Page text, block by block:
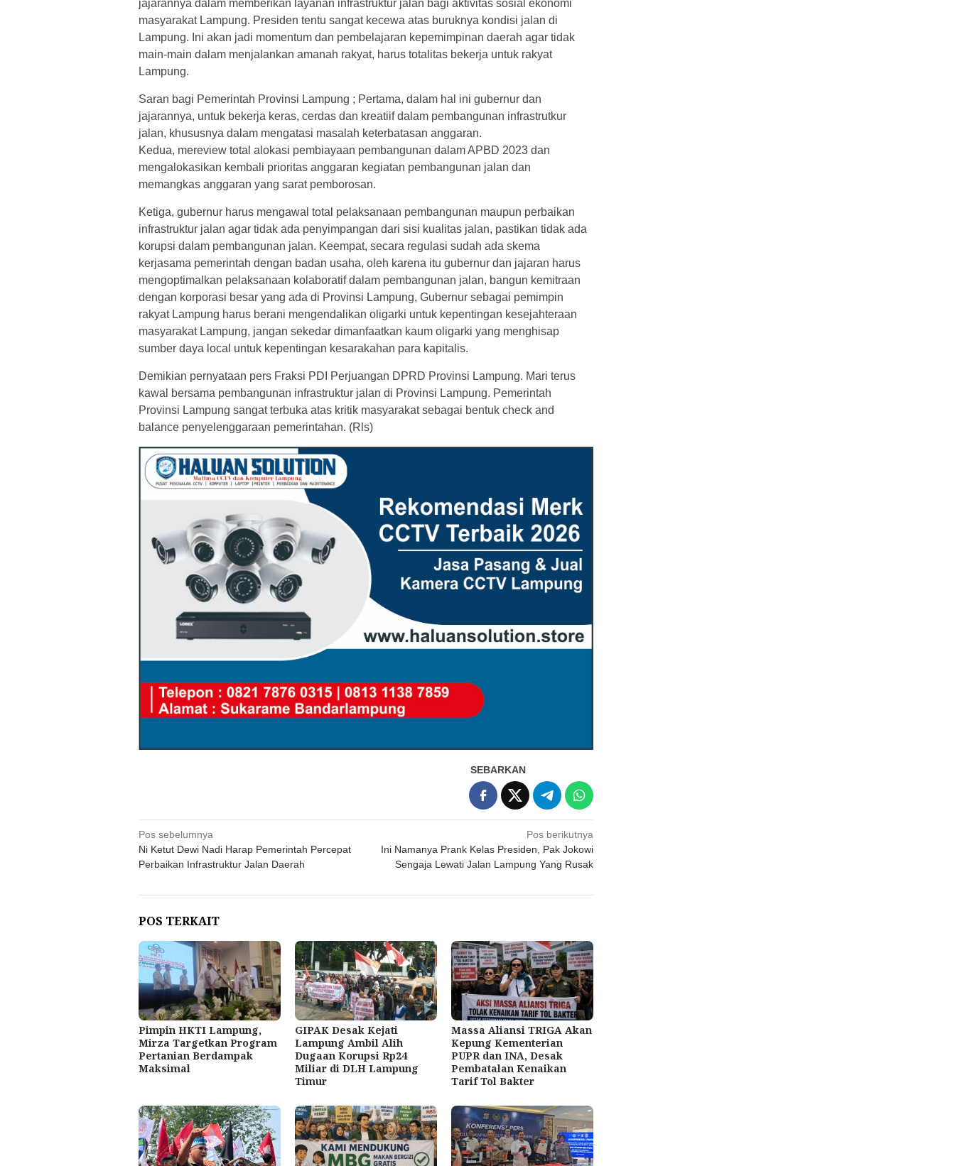
jajarannya dalam memberikan layanan infrastruktur jalan bagi aktivitas sosial ekonomi
masyarakat Lampung. Presiden tentu sangat kecewa atas buruknya kondisi jalan di
Lampung. Ini akan jadi momentum dan pembelajaran kepemimpinan daerah agar tidak
main-main dalam menjalankan amanah rakyat, harus totalitas bekerja untuk rakyat
Lampung.
Saran bagi Pemerintah Provinsi Lampung ; Pertama, dalam hal ini gubernur dan
jajarannya, untuk bekerja keras, cerdas dan kreatiif dalam pembangunan infrastrutkur
jalan, khususnya dalam mengatasi masalah keterbatasan anggaran.
Kedua, mereview total alokasi pembiayaan pembangunan dalam APBD 2023 dan
mengalokasikan kembali prioritas anggaran kegiatan pembangunan jalan dan
memangkas anggaran yang sarat pemborosan.
Ketiga, gubernur harus mengawal total pelaksanaan pembangunan maupun perbaikan
infrastruktur jalan agar tidak ada penyimpangan dari sisi kualitas jalan, pastikan tidak ada
korupsi dalam pembangunan jalan. Keempat, secara regulasi sudah ada skema
kerjasama pemerintah dengan badan usaha, oleh karena itu gubernur dan jajaran harus
mengoptimalkan pelaksanaan kolaboratif dalam pembangunan jalan, bangun kemitraan
dengan korporasi besar yang ada di Provinsi Lampung, Gubernur sebagai pemimpin
rakyat Lampung harus berani mengendalikan oligarki untuk kepentingan kesejahteraan
masyarakat Lampung, jangan sekedar dimanfaatkan kaum oligarki yang menghisap
sumber daya local untuk kepentingan kesarakahan para kapitalis.
Demikian pernyataan pers Fraksi PDI Perjuangan DPRD Provinsi Lampung. Mari terus
kawal bersama pembangunan infrastruktur jalan di Provinsi Lampung. Pemerintah
Provinsi Lampung sangat terbuka atas kritik masyarakat sebagai bentuk check and
balance penyelenggaraan pemerintahan. (Rls)
SEBARKAN
Navigasi
pos
Pos sebelumnya
Ni Ketut Dewi Nadi Harap Pemerintah Percepat
Perbaikan Infrastruktur Jalan Daerah
Pos berikutnya
Ini Namanya Prank Kelas Presiden, Pak Jokowi
Sengaja Lewati Jalan Lampung Yang Rusak
POS TERKAIT
Pimpin HKTI Lampung,
Mirza Targetkan Program
Pertanian Berdampak
Maksimal
GIPAK Desak Kejati
Lampung Ambil Alih
Dugaan Korupsi Rp24
Miliar di DLH Lampung
Timur
Massa Aliansi TRIGA Akan
Kepung Kementerian
PUPR dan INA, Desak
Pembatalan Kenaikan
Tarif Tol Bakter